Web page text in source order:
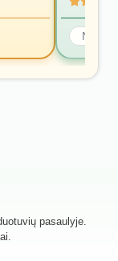
pasaulyje.